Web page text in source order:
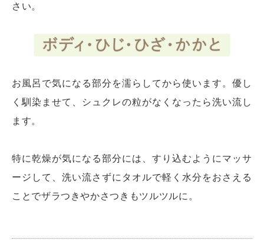
さい。
お風呂で気になる部分を濡らしてから使います。優し
く馴染ませて、シュクレの粒がなくなったら洗い流し
ます。
特に乾燥が気になる部分には、すり込むようにマッサ
ージして、洗い流さずにタオルで軽く水分をおさえる
ことでザラつきやかさつきもツルツルに。